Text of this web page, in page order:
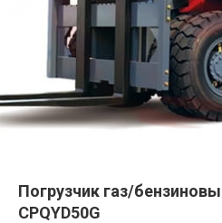
Погрузчик газ/
CPQYD50G